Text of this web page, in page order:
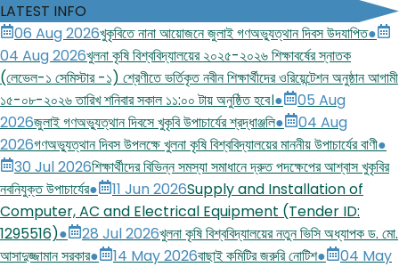
LATEST INFO
06 Aug 2026খুকৃবিতে নানা আয়োজনে জুলাই গণঅভ্যুত্থান দিবস উদযাপিত●
04 Aug 2026খুলনা কৃষি বিশ্ববিদ্যালয়ের ২০২৫-২০২৬ শিক্ষাবর্ষের স্নাতক
(লেভেল-১ সেমিস্টার -১) শ্রেণীতে ভর্তিকৃত নবীন শিক্ষার্থীদের ওরিয়েন্টেশন অনুষ্ঠান আগামী
১৫-০৮-২০২৬ তারিখ শনিবার সকাল ১১:০০ টায় অনুষ্ঠিত হবে।●
05 Aug
2026জুলাই গণঅভ্যুত্থান দিবসে খুকৃবি উপাচার্যের শ্রদ্ধাঞ্জলি●
04 Aug
2026গণঅভ্যুত্থান দিবস উপলক্ষে খুলনা কৃষি বিশ্ববিদ্যালয়ের মাননীয় উপাচার্যের বাণী●
30 Jul 2026শিক্ষার্থীদের বিভিন্ন সমস্যা সমাধানে দ্রুত পদক্ষেপের আশ্বাস খুকৃবির
নবনিযুক্ত উপাচার্যের● 11 Jun 2026Supply and Installation of
Computer, AC and Electrical Equipment (Tender ID:
1295516)● 28 Jul 2026খুলনা কৃষি বিশ্ববিদ্যালয়ের নতুন ভিসি অধ্যাপক ড. মো.
আসাদুজ্জামান সরকার● 14 May 2026বাছাই কমিটির জরুরি নোটিশ●
04 May